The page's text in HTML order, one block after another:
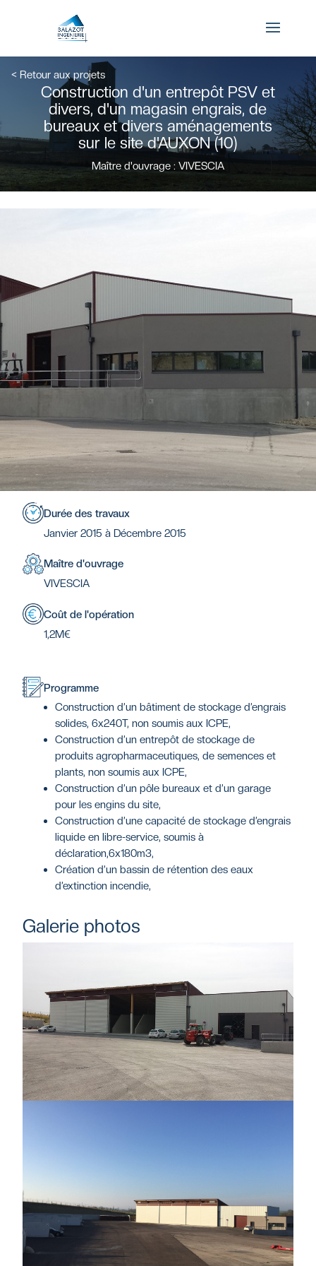
Connexion
< Retour aux projets
Construction d'un entrepôt PSV et
divers, d'un magasin engrais, de
bureaux et divers aménagements
sur le site d'AUXON (10)
Maître d'ouvrage : VIVESCIA
Durée des travaux
Janvier 2015 à Décembre 2015
Maître d'ouvrage
VIVESCIA
Coût de l'opération
1,2M€
Programme
Construction d’un bâtiment de stockage d’engrais
solides, 6x240T, non soumis aux ICPE,
Construction d’un entrepôt de stockage de
produits agropharmaceutiques, de semences et
plants, non soumis aux ICPE,
Construction d’un pôle bureaux et d’un garage
pour les engins du site,
Construction d’une capacité de stockage d’engrais
liquide en libre-service, soumis à
déclaration,6x180m3,
Création d’un bassin de rétention des eaux
d’extinction incendie,
Galerie photos